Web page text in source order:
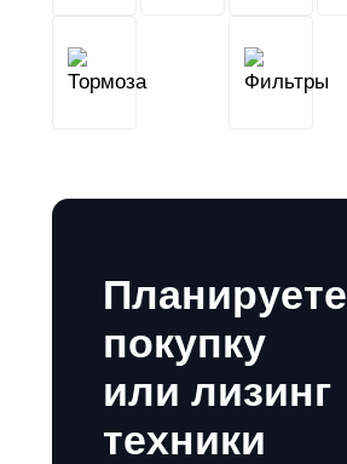
Тормоза
Планируете
покупку
или лизинг
техники